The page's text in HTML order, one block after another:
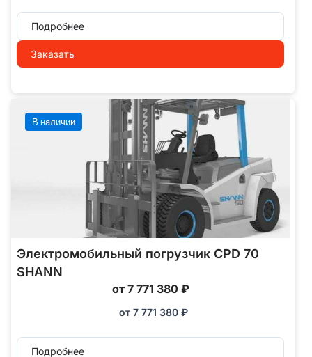
Подробнее
Заказать
В наличии
Электромобильный погрузчик CPD 70
SHANN
от 7 771 380 ₽
от 7 771 380 ₽
Подробнее